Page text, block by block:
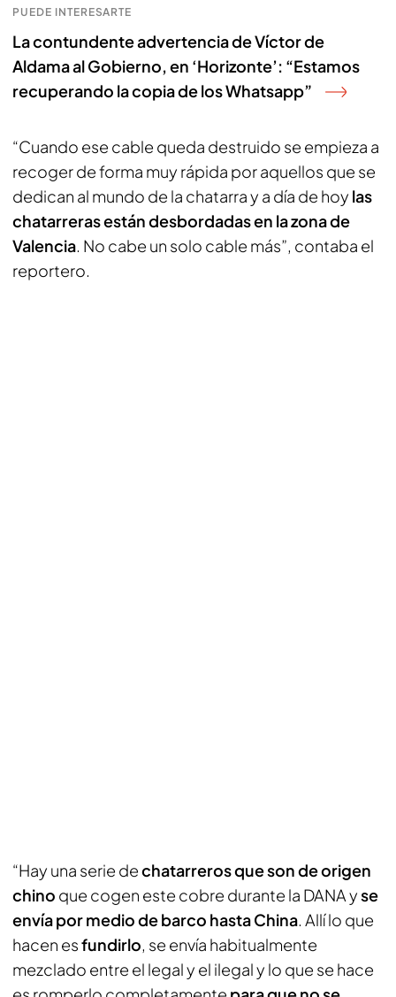
PUEDE INTERESARTE
La contundente advertencia de Víctor de
Aldama al Gobierno, en ‘Horizonte’: “Estamos
recuperando la copia de los Whatsapp”
“Cuando ese cable queda destruido se empieza a
recoger de forma muy rápida por aquellos que se
dedican al mundo de la chatarra y a día de hoy las
chatarreras están desbordadas en la zona de
Valencia. No cabe un solo cable más”, contaba el
reportero.
“Hay una serie dechatarreros que son de origen
chino que cogen este cobre durante la DANA yse
envía por medio de barco hasta China. Allí lo que
hacen esfundirlo, se envía habitualmente
mezclado entre el legal y el ilegal y lo que se hace